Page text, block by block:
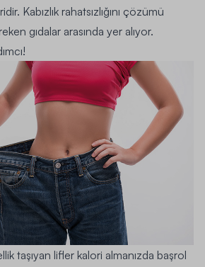
Kabızlık rahatsızlığını çözümü
gıdalar arasında yer alıyor.
taşıyan lifler kalori almanızda başrol